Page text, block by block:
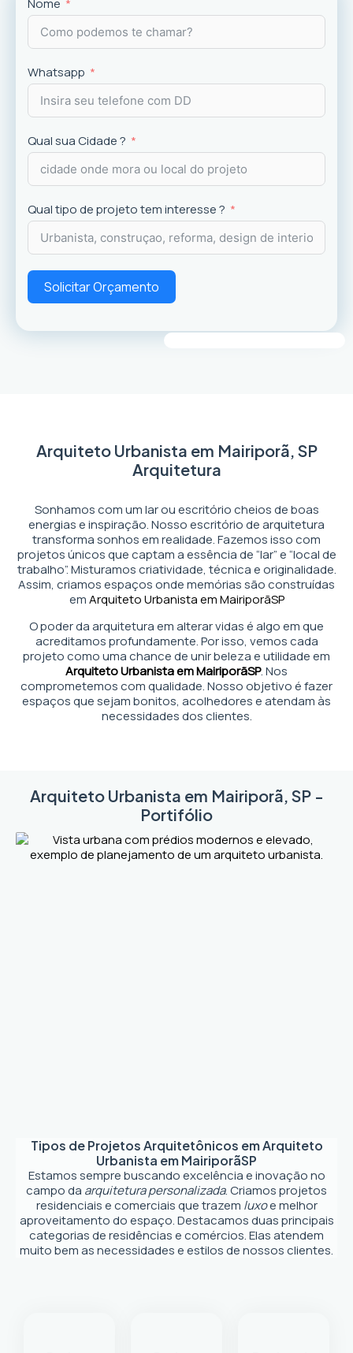
experiência dos usuários.
Nome
Whatsapp
Qual sua Cidade ?
Qual tipo de projeto tem interesse ?
Solicitar Orçamento
Arquiteto Urbanista em Mairiporã, SP
Arquitetura
Sonhamos com um lar ou escritório cheios de boas
energias e inspiração. Nosso escritório de arquitetura
transforma sonhos em realidade. Fazemos isso com
projetos únicos que captam a essência de “lar” e “local de
trabalho”. Misturamos criatividade, técnica e originalidade.
Assim, criamos espaços onde memórias são construídas
emArquiteto Urbanista em MairiporãSP
O poder da arquitetura em alterar vidas é algo em que
acreditamos profundamente. Por isso, vemos cada
projeto como uma chance de unir beleza e utilidade em
Arquiteto Urbanista em MairiporãSP. Nos
comprometemos com qualidade. Nosso objetivo é fazer
espaços que sejam bonitos, acolhedores e atendam às
necessidades dos clientes.
Arquiteto Urbanista em Mairiporã, SP -
Portifólio
Tipos de Projetos Arquitetônicos emArquiteto
Urbanista em MairiporãSP
Estamos sempre buscando excelência e inovação no
campo da arquitetura personalizada. Criamos projetos
residenciais e comerciais que trazem luxoe melhor
aproveitamento do espaço. Destacamos duas principais
categorias de residências e comércios. Elas atendem
muito bem as necessidades e estilos de nossos clientes.